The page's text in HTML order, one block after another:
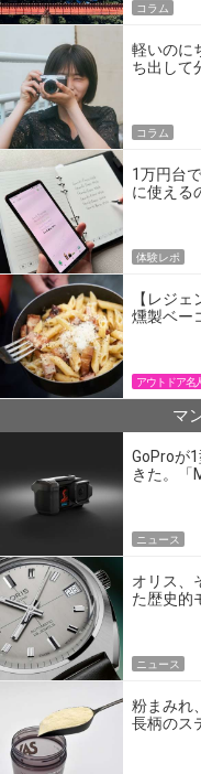
コラム
軽いのに
ち出して
コラム
1万円台
に使える
体験レポ
【レジ
燻製ベー
アウトドア名
マ
GoProが
きた。「
ニュース
オリス、
た歴史的
ニュース
粉まみれ
長柄のス